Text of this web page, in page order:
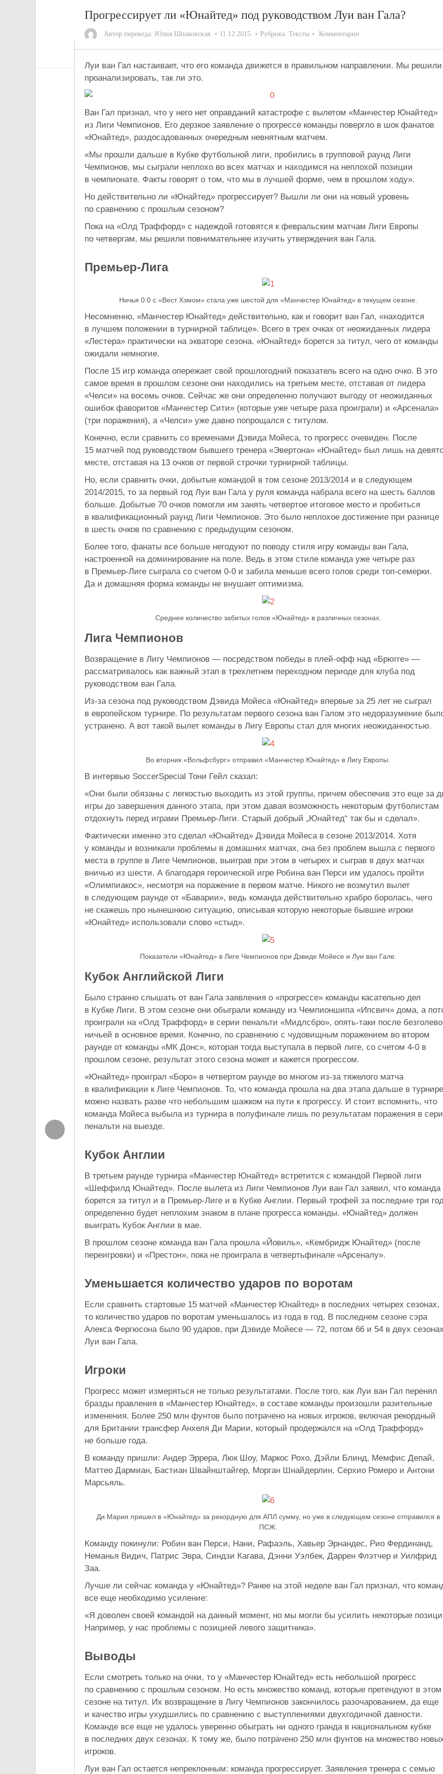
Прогрессирует ли «Юнайтед» под руководством Луи ван Гала?
Автор перевода: Юлия Шпаковская 11.12.2015 Рубрика: Тексты Комментарии
Луи ван Гал настаивает, что его команда движется в правильном направлении. Мы решили
проанализировать, так ли это.
Ван Гал признал, что у него нет оправданий катастрофе с вылетом «Манчестер Юнайтед»
из Лиги Чемпионов. Его дерзкое заявление о прогрессе команды повергло в шок фанатов
«Юнайтед», раздосадованных очередным невнятным матчем.
«Мы прошли дальше в Кубке футбольной лиги, пробились в групповой раунд Лиги
Чемпионов, мы сыграли неплохо во всех матчах и находимся на неплохой позиции
в чемпионате. Факты говорят о том, что мы в лучшей форме, чем в прошлом ходу».
Но действительно ли «Юнайтед» прогрессирует? Вышли ли они на новый уровень
по сравнению с прошлым сезоном?
Пока на «Олд Траффорд» с надеждой готовятся к февральским матчам Лиги Европы
по четвергам, мы решили повнимательнее изучить утверждения ван Гала.
Премьер-Лига
Ничья 0:0 с «Вест Хэмом» стала уже шестой для «Манчестер Юнайтед» в текущем сезоне.
Несомненно, «Манчестер Юнайтед» действительно, как и говорит ван Гал, «находится
в лучшем положении в турнирной таблице». Всего в трех очках от неожиданных лидера
«Лестера» практически на экваторе сезона. «Юнайтед» борется за титул, чего от команды
ожидали немногие.
После 15 игр команда опережает свой прошлогодний показатель всего на одно очко. В это
самое время в прошлом сезоне они находились на третьем месте, отставая от лидера
«Челси» на восемь очков. Сейчас же они определенно получают выгоду от неожиданных
ошибок фаворитов «Манчестер Сити» (которые уже четыре раза проиграли) и «Арсенала»
(три поражения), а «Челси» уже давно попрощался с титулом.
Конечно, если сравнить со временами Дэвида Мойеса, то прогресс очевиден. После
15 матчей под руководством бывшего тренера «Эвертона» «Юнайтед» был лишь на
месте, отставая на 13 очков от первой строчки турнирной таблицы.
Но, если сравнить очки, добытые командой в том сезоне 2013/2014 и в следующем
2014/2015, то за первый год Луи ван Гала у руля команда набрала всего на шесть баллов
больше. Добытые 70 очков помогли им занять четвертое итоговое место и пробиться
в квалификационный раунд Лиги Чемпионов. Это было неплохое достижение при разнице
в шесть очков по сравнению с предыдущим сезоном.
Более того, фанаты все больше негодуют по поводу стиля игру команды ван Гала,
настроенной на доминирование на поле. Ведь в этом стиле команда уже четыре раз
в Премьер-Лиге сыграла со счетом 0-0 и забила меньше всего голов среди топ-семерки.
Да и домашняя форма команды не внушает оптимизма.
Среднее количество забитых голов «Юнайтед» в различных сезонах.
Лига Чемпионов
Возвращение в Лигу Чемпионов — посредством победы в плей-офф над «Брюгге» —
рассматривалось как важный этап в трехлетнем переходном периоде для клуба под
руководством ван Гала.
Из-за сезона под руководством Дэвида Мойеса «Юнайтед» впервые за 25 лет не сыграл
в европейском турнире. По результатам первого сезона ван Галом это недоразумение
устранено. А вот такой вылет команды в Лигу Европы стал для многих неожиданностью.
Во вторник «Вольфсбург» отправил «Манчестер Юнайтед» в Лигу Европы.
В интервью SoccerSpecial Тони Гейл сказал:
«Они были обязаны с легкостью выходить из этой группы, причем обеспечив это еще за
игры до завершения данного этапа, при этом давая возможность некоторым футболистам
отдохнуть перед играми Премьер-Лиги. Старый добрый „Юнайтед“ так бы и сделал».
Фактически именно это сделал «Юнайтед» Дэвида Мойеса в сезоне 2013/2014. Хотя
у команды и возникали проблемы в домашних матчах, она без проблем вышла с первого
места в группе в Лиге Чемпионов, выиграв при этом в четырех и сыграв в двух матчах
вничью из шести. А благодаря героической игре Робина ван Перси им удалось пройти
«Олимпиакос», несмотря на поражение в первом матче. Никого не возмутил вылет
в следующем раунде от «Баварии», ведь команда действительно храбро боролась, чего
не скажешь про нынешнюю ситуацию, описывая которую некоторые бывшие игроки
«Юнайтед» использовали слово «стыд».
Показатели «Юнайтед» в Лиге Чемпионов при Дэвиде Мойесе и Луи ван Гале.
Кубок Английской Лиги
Было странно слышать от ван Гала заявления о «прогрессе» команды касательно дел
в Кубке Лиги. В этом сезоне они обыграли команду из Чемпионшипа «Ипсвич» дома, а
проиграли на «Олд Траффорд» в серии пенальти «Мидлсбро», опять-таки после
ничьей в основное время. Конечно, по сравнению с чудовищным поражением во втором
раунде от команды «МК Донс», которая тогда выступала в первой лиге, со счетом 4-0 в
прошлом сезоне, результат этого сезона может и кажется прогрессом.
«Юнайтед» проиграл «Боро» в четвертом раунде во многом из-за тяжелого матча
в квалификации к Лиге Чемпионов. То, что команда прошла на два этапа дальше в турнире
можно назвать разве что небольшим шажком на пути к прогрессу. И стоит вспомнить, что
команда Мойеса выбыла из турнира в полуфинале лишь по результатам поражения в
пенальти на выезде.
Кубок Англии
В третьем раунде турнира «Манчестер Юнайтед» встретится с командой Первой лиги
«Шеффилд Юнайтед». После вылета из Лиги Чемпионов Луи ван Гал заявил, что команда
борется за титул и в Премьер-Лиге и в Кубке Англии. Первый трофей за последние три
определенно будет неплохим знаком в плане прогресса команды. «Юнайтед» должен
выиграть Кубок Англии в мае.
В прошлом сезоне команда ван Гала прошла «Йовиль», «Кембридж Юнайтед» (после
переигровки) и «Престон», пока не проиграла в четвертьфинале «Арсеналу».
Уменьшается количество ударов по воротам
Если сравнить стартовые 15 матчей «Манчестер Юнайтед» в последних четырех сезонах,
то количество ударов по воротам уменьшалось из года в год. В последнем сезоне сэра
Алекса Фергюсона было 90 ударов, при Дэвиде Мойесе — 72, потом 66 и 54 в двух
Луи ван Гала.
Игроки
Прогресс может измеряться не только результатами. После того, как Луи ван Гал перенял
бразды правления в «Манчестер Юнайтед», в составе команды произошли разительные
изменения. Более 250 млн фунтов было потрачено на новых игроков, включая рекордный
для Британии трансфер Анхеля Ди Марии, который продержался на «Олд Траффорд»
не больше года.
В команду пришли: Андер Эррера, Люк Шоу, Маркос Рохо, Дэйли Блинд, Мемфис Депай,
Маттео Дармиан, Бастиан Швайнштайгер, Морган Шнайдерлин, Серхио Ромеро и Антони
Марсьяль.
Ди Мария пришел в «Юнайтед» за рекордную для АПЛ сумму, но уже в следующем сезоне отправился в
ПСЖ.
Команду покинули: Робин ван Перси, Нани, Рафаэль, Хавьер Эрнандес, Рио Фердинанд,
Неманья Видич, Патрис Эвра, Синдзи Кагава, Дэнни Уэлбек, Даррен Флэтчер и Уилфрид
Заа.
Лучше ли сейчас команда у «Юнайтед»? Ранее на этой неделе ван Гал признал, что
все еще необходимо усиление:
«Я доволен своей командой на данный момент, но мы могли бы усилить некоторые
Например, у нас проблемы с позицией левого защитника».
Выводы
Если смотреть только на очки, то у «Манчестер Юнайтед» есть небольшой прогресс
по сравнению с прошлым сезоном. Но есть множество команд, которые претендуют в этом
сезоне на титул. Их возвращение в Лигу Чемпионов закончилось разочарованием, да еще
и качество игры ухудшились по сравнению с выступлениями двухгодичной давности.
Команде все еще не удалось уверенно обыграть ни одного гранда в национальном кубке
в последних двух сезонах. К тому же, было потрачено 250 млн фунтов на множество
игроков.
Луи ван Гал остается непреклонным: команда прогрессирует. Заявления тренера с семью